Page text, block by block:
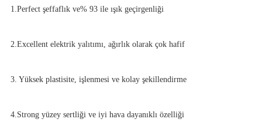
1.Perfect şeffaflık ve% 93 ile ışık geçirgenliği
2.Excellent elektrik yalıtımı, ağırlık olarak çok hafif
3. Yüksek plastisite, işlenmesi ve kolay şekillendirme
4.Strong yüzey sertliği ve iyi hava dayanıklı özelliği